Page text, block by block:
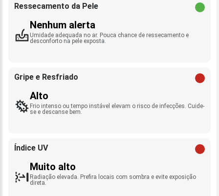
Ressecamento da Pele
Nenhum alerta
Umidade adequada no ar. Pouca chance de ressecamento e
desconforto na pele exposta.
Gripe e Resfriado
Alto
Frio intenso ou tempo instável elevam o risco de infecções. Cuide-
se e descanse bem.
Índice UV
Muito alto
Radiação elevada. Prefira locais com sombra e evite exposição
direta.